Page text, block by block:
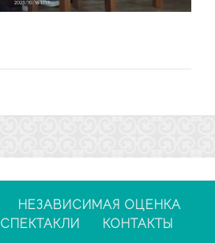
НЕЗАВИСИМАЯ ОЦЕНКА
КОНТАКТЫ